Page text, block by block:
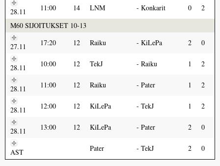
28.11 11:00 14 LNM Konkarit 0
2
M60 SIJOITUKSET 10-13
27.11 17:20 12 Raiku KiLePa 2 0
28.11 10:00 12 TekJ Raiku 1 2
28.11 11:00 12 Raiku Pater 1 2
28.11 12:00 12 KiLePa TekJ 1 2
28.11 13:00 12 KiLePa Pater 2 0
AST Pater TekJ 2 0